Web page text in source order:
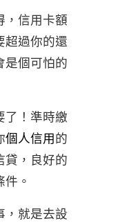
，信用卡額
超過你的還
是個可怕的
了！準時繳
個人信用的
貸，良好的
。
，就是去設